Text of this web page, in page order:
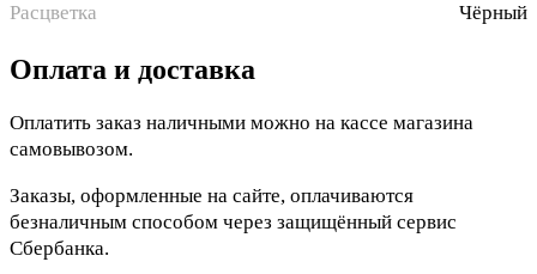
Расцветка
Чёрный
Оплата и доставка
Оплатить заказ наличными можно на кассе магазина
самовывозом.
Заказы, оформленные на сайте, оплачиваются
безналичным способом через защищённый сервис
Сбербанка.